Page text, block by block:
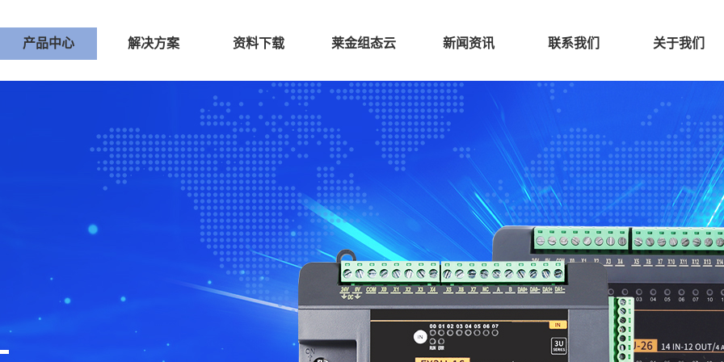
产品中心 解决方案 资料下载 莱金组态云 新闻资讯 联系我们 关于我们